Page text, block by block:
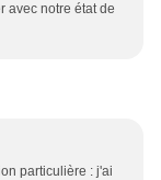
avec notre état de
particulière : j'ai